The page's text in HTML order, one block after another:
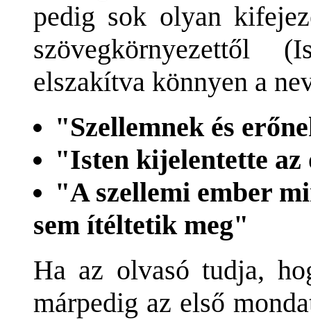
pedig sok olyan
szövegkörnyezettől
elszakítva könnyen a
"Szellemnek és
"Isten kijelentette az
"A szellemi ember
sem ítéltetik meg"
Ha az olvasó tudja,
márpedig az első